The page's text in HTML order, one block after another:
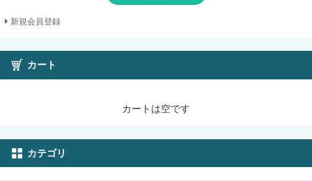
新規会員登録
カート
カートは空です
カテゴリ